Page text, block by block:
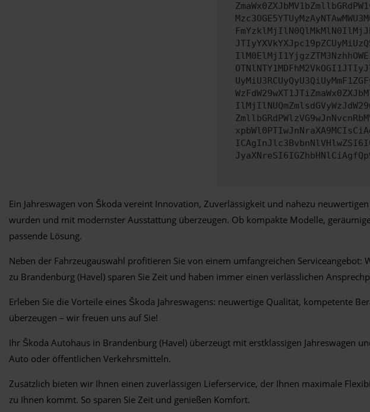
Ein Jahreswagen von Škoda vereint Innovation, Zuverlässigkeit und nahezu
wurden und mit modernster Ausstattung überzeugen. Ob kompakte Modelle,
passende Lösung.
Neben der Fahrzeugauswahl profitieren Sie von einem umfangreichen
zu Brandenburg (Havel) sparen Sie Zeit und haben immer einen verlässlichen
Erleben Sie die Vorteile eines Škoda Jahreswagens: neuwertige Qualität, kompetente
überzeugen – wir freuen uns auf Sie!
Ihr Škoda Autohaus in Brandenburg (Havel) überzeugt mit erstklassigen Jahreswagen
Auto oder öffentlichen Verkehrsmitteln.
Zusätzlich bieten wir Ihnen einen zuverlässigen Lieferservice, der Ihnen maximale
zu Ihnen kommt. So sparen Sie Zeit und genießen Komfort.